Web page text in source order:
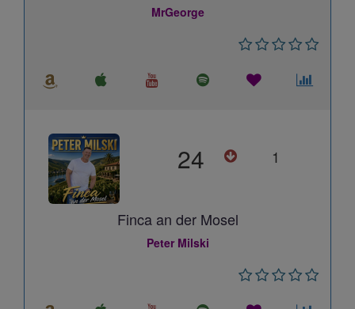
MrGeorge
24 1
Finca an der Mosel
Peter Milski